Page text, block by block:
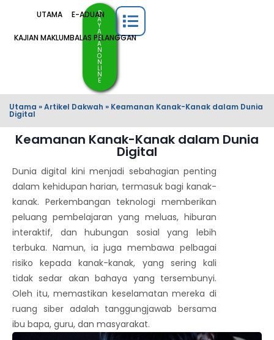
UTAMA E-ADUAN
KAJIAN MAKLUMBALAS PELANGGAN
B
A
Y
A
R
A
N
O
N
LI
N
E
Utama »Artikel Dakwah » Keamanan Kanak-Kanak dalam Dunia
Digital
Keamanan Kanak-Kanak dalam Dunia
Digital
Dunia digital kini menjadi sebahagian penting
dalam kehidupan harian, termasuk bagi kanak-
kanak. Perkembangan teknologi memberikan
peluang pembelajaran yang meluas, hiburan
interaktif, dan hubungan sosial yang lebih
terbuka. Namun, ia juga membawa pelbagai
risiko kepada kanak-kanak, yang sering kali
tidak sedar akan bahaya yang tersembunyi.
Oleh itu, memastikan keselamatan mereka di
ruang siber adalah tanggungjawab bersama
ibu bapa, guru, dan masyarakat.